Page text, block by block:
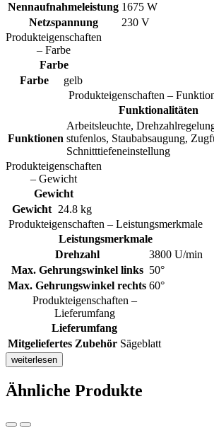
Nennaufnahmeleistung 1675 W
Netzspannung
230 V
Produkteigenschaften
– Farbe
Farbe
Farbe
gelb
Produkteigenschaften –
Funktionalitäten
Funktionen
Arbeitsleuchte,
stufenlos, Staubabsaugung,
Schnitttiefeneinstellung
Produkteigenschaften
– Gewicht
Gewicht
Gewicht
24.8 kg
Produkteigenschaften – Leistungsmerkmale
Leistungsmerkmale
Drehzahl
3800 U/min
Max. Gehrungswinkel links 50°
Max. Gehrungswinkel rechts 60°
Produkteigenschaften –
Lieferumfang
Lieferumfang
Mitgeliefertes Zubehör Sägeblatt
weiterlesen
Ähnliche Produkte